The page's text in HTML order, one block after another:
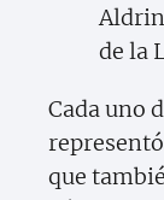
de la
Cada uno
que